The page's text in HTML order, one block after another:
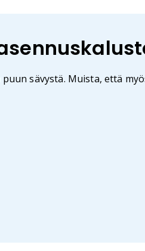
sävystä. Muista, että